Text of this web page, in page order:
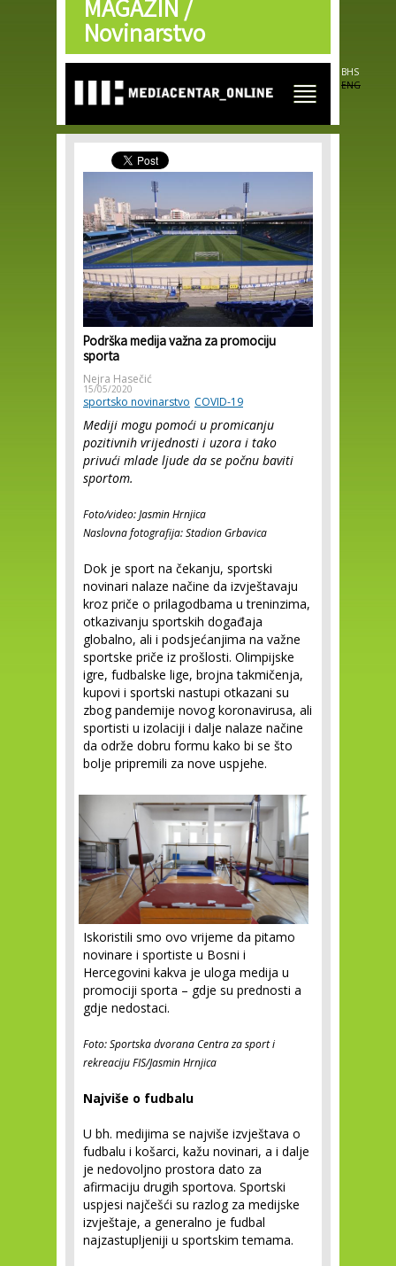
Skip to
main
content
MAGAZIN /
Novinarstvo
BHS
ENG
Podrška medija važna za promociju
sporta
Nejra Hasečić
15/05/2020
sportsko novinarstvo COVID-19
Mediji mogu pomoći u promicanju
pozitivnih vrijednosti i uzora i tako
privući mlade ljude da se počnu baviti
sportom.
Foto/video: Jasmin Hrnjica
Naslovna fotografija: Stadion Grbavica
Dok je sport na čekanju, sportski
novinari nalaze načine da izvještavaju
kroz priče o prilagodbama u treninzima,
otkazivanju sportskih događaja
globalno, ali i podsjećanjima na važne
sportske priče iz prošlosti. Olimpijske
igre, fudbalske lige, brojna takmičenja,
kupovi i sportski nastupi otkazani su
zbog pandemije novog koronavirusa, ali
sportisti u izolaciji i dalje nalaze načine
da održe dobru formu kako bi se što
bolje pripremili za nove uspjehe.
Iskoristili smo ovo vrijeme da pitamo
novinare i sportiste u Bosni i
Hercegovini kakva je uloga medija u
promociji sporta – gdje su prednosti a
gdje nedostaci.
Foto: Sportska dvorana Centra za sport i
rekreaciju FIS/Jasmin Hrnjica
Najviše o fudbalu
U bh. medijima se najviše izvještava o
fudbalu i košarci, kažu novinari, a i dalje
je nedovoljno prostora dato za
afirmaciju drugih sportova. Sportski
uspjesi najčešći su razlog za medijske
izvještaje, a generalno je fudbal
najzastupljeniji u sportskim temama.